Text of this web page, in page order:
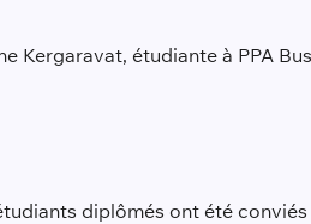
Kergaravat, étudiante à PPA
diplômés ont été conviés